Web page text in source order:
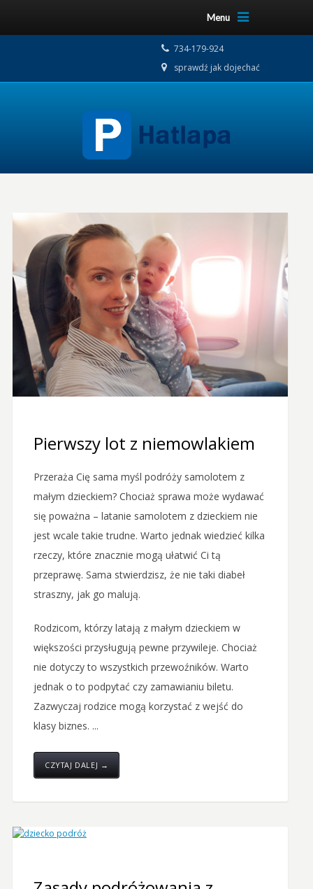
Menu
734-179-924
sprawdź jak dojechać
Pierwszy lot z niemowlakiem
Przeraża Cię sama myśl podróży samolotem z
małym dzieckiem? Chociaż sprawa może wydawać
się poważna – latanie samolotem z dzieckiem nie
jest wcale takie trudne. Warto jednak wiedzieć kilka
rzeczy, które znacznie mogą ułatwić Ci tą
przeprawę. Sama stwierdzisz, że nie taki diabeł
straszny, jak go malują.
Rodzicom, którzy latają z małym dzieckiem w
większości przysługują pewne przywileje. Chociaż
nie dotyczy to wszystkich przewoźników. Warto
jednak o to podpytać czy zamawianiu biletu.
Zazwyczaj rodzice mogą korzystać z wejść do
klasy biznes. ...
CZYTAJ DALEJ →